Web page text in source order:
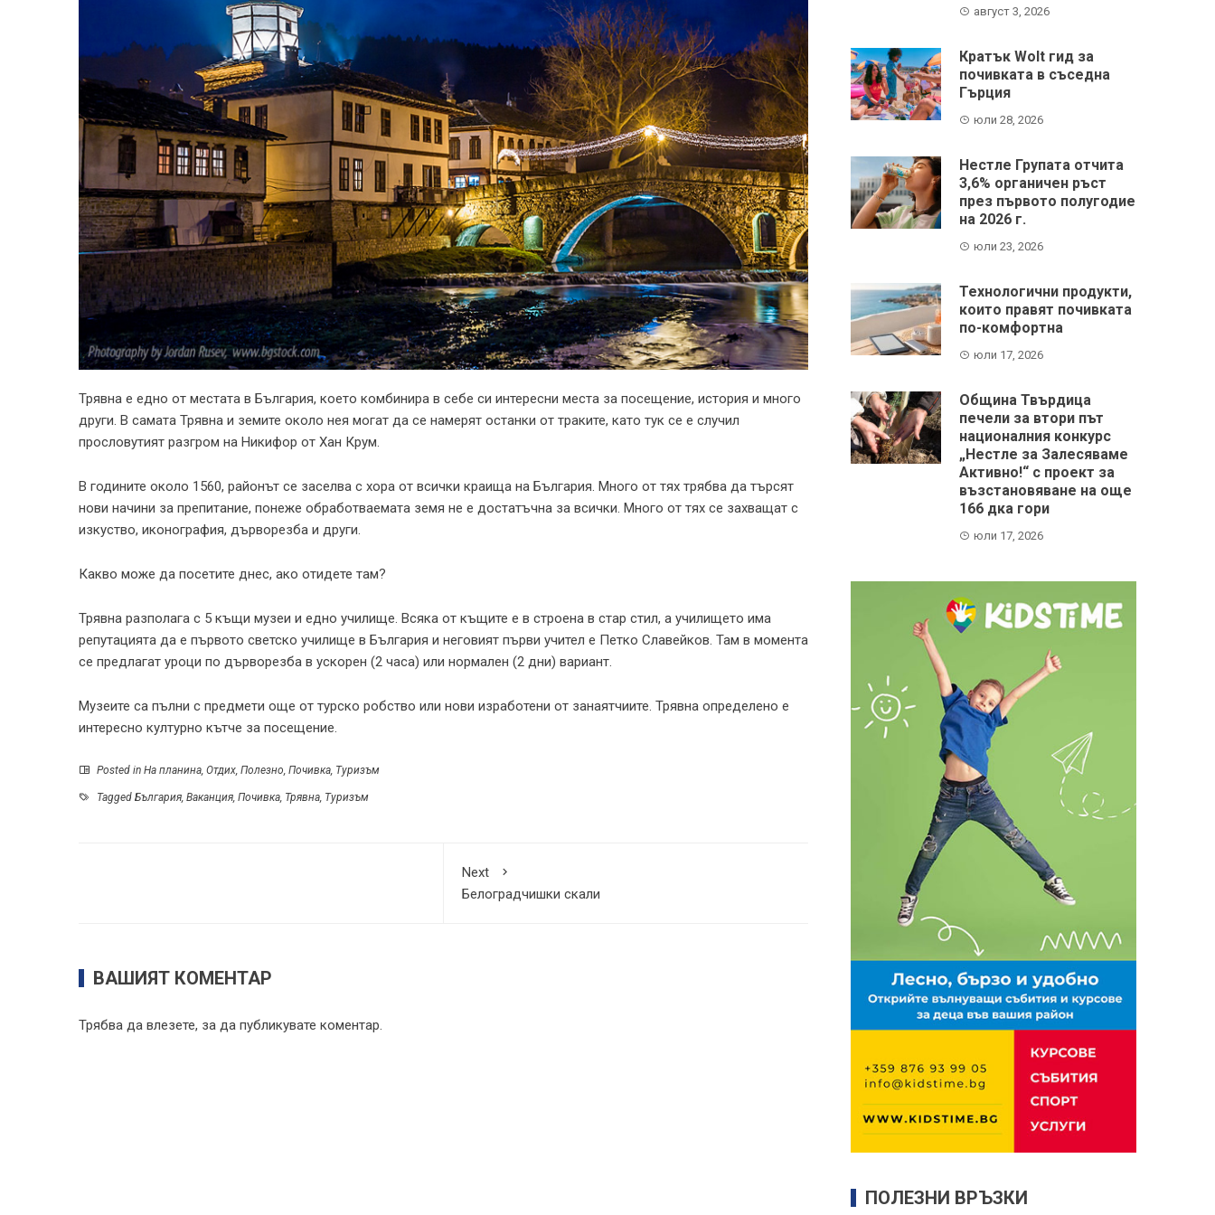
Трявна е едно от местата в България, което комбинира в себе си интересни места за посещение, история и много
други. В самата Трявна и земите около нея могат да се намерят останки от траките, като тук се е случил
прословутият разгром на Никифор от Хан Крум.
В годините около 1560, районът се заселва с хора от всички краища на България. Много от тях трябва да търсят
нови начини за препитание, понеже обработваемата земя не е достатъчна за всички. Много от тях се захващат с
изкуство, иконография, дърворезба и други.
Какво може да посетите днес, ако отидете там?
Трявна разполага с 5 къщи музеи и едно училище. Всяка от къщите е в строена в стар стил, а училището има
репутацията да е първото светско училище в България и неговият първи учител е Петко Славейков. Там в момента
се предлагат уроци по дърворезба в ускорен (2 часа) или нормален (2 дни) вариант.
Музеите са пълни с предмети още от турско робство или нови изработени от занаятчиите. Трявна определено е
интересно културно кътче за посещение.
Posted in На планина Отдих Полезно Почивка Туризъм
Tagged България Ваканция Почивка Трявна Туризъм
Next
Белоградчишки скали
ВАШИЯТ КОМЕНТАР
Трябва да влезете, за да публикувате коментар.
август 3, 2026
Кратък Wolt гид за
почивката в съседна
Гърция
юли 28, 2026
Нестле Групата отчита
3,6% органичен ръст
през първото полугодие
на 2026 г.
юли 23, 2026
Технологични продукти,
които правят почивката
по-комфортна
юли 17, 2026
Община Твърдица
печели за втори път
националния конкурс
„Нестле за Залесяваме
Активно!“ с проект за
възстановяване на още
166 дка гори
юли 17, 2026
ПОЛЕЗНИ ВРЪЗКИ